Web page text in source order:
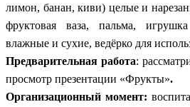
лимон, банан, киви) целые и
фруктовая ваза, пальма,
влажные и сухие, ведёрко для
Предварительная работа:
просмотр презентации «Фрукты».
Организационный момент: